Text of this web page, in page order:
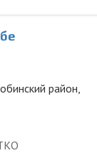
район,